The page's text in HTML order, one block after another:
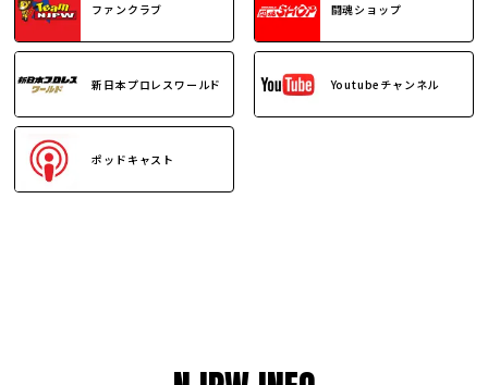
ファンクラブ 闘魂ショップ
新日本プロレスワールド Youtubeチャンネル
ポッドキャスト